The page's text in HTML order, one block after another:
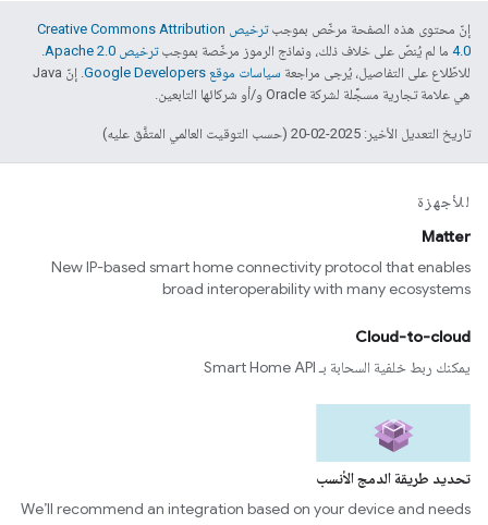
إنّ محتوى هذه الصفحة مرخّص بموجب
ترخيص Creative Commons Attribution
4.0‏ ما لم يُنصّ على خلاف ذلك، ونماذج الرموز مرخّصة بموجبترخيص Apache 2.0‏
للاطّلاع على التفاصيل، يُرجى مراجعة سياسات موقع Google Developers‏
. إنّ Java
هي علامة تجارية مسجَّلة لشركة Oracle و/أو شركائها التابعين.
تاريخ التعديل الأخير: 2025-02-20 (حسب التوقيت العالمي المتفَّق عليه)
للأجهزة
Matter
New IP-based smart home connectivity protocol that enables
broad interoperability with many ecosystems
Cloud-to-cloud
يمكنك ربط خلفية السحابة بـ Smart Home API
تحديد طريقة الدمج الأنسب
We’ll recommend an integration based on your device and needs